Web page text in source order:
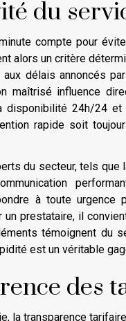
du
compte pour
alors un critère
délais annoncés
maîtrisé influence
disponibilité 24h/24
rapide soit
du secteur, tels que
à toute urgence
prestataire, il
témoignent du
est un véritable
des
la transparence